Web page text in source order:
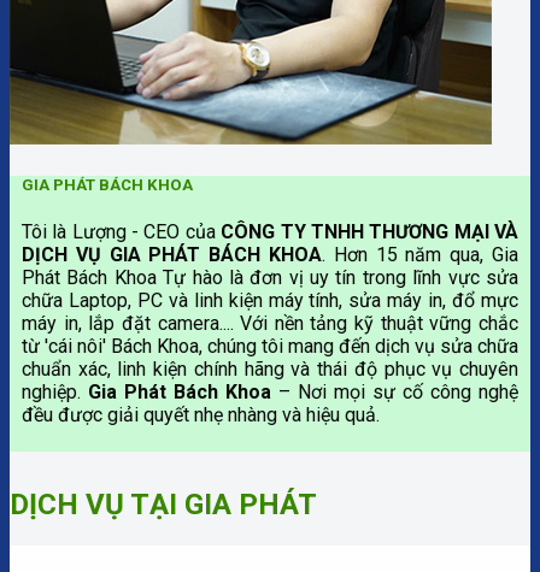
GIA PHÁT BÁCH KHOA
Tôi là Lượng - CEO của CÔNG TY TNHH THƯƠNG MẠI VÀ
DỊCH VỤ GIA PHÁT BÁCH KHOA. Hơn 15 năm qua, Gia
Phát Bách Khoa Tự hào là đơn vị uy tín trong lĩnh vực sửa
chữa Laptop, PC và linh kiện máy tính, sửa máy in, đổ mực
máy in, lắp đặt camera.... Với nền tảng kỹ thuật vững chắc
từ 'cái nôi' Bách Khoa, chúng tôi mang đến dịch vụ sửa chữa
chuẩn xác, linh kiện chính hãng và thái độ phục vụ chuyên
nghiệp. Gia Phát Bách Khoa – Nơi mọi sự cố công nghệ
đều được giải quyết nhẹ nhàng và hiệu quả.
DỊCH VỤ TẠI GIA PHÁT